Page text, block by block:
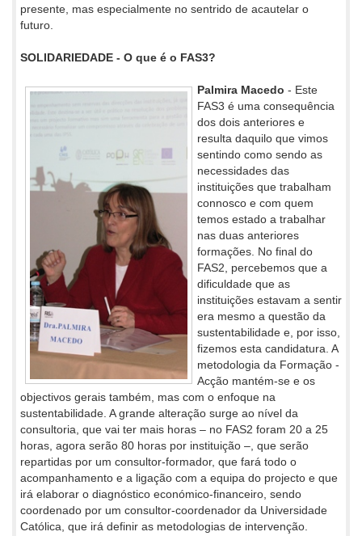
presente, mas especialmente no sentrido de acautelar o
futuro.
SOLIDARIEDADE - O que é o FAS3?
Palmira Macedo - Este
FAS3 é uma consequência
dos dois anteriores e
resulta daquilo que vimos
sentindo como sendo as
necessidades das
instituições que trabalham
connosco e com quem
temos estado a trabalhar
nas duas anteriores
formações. No final do
FAS2, percebemos que a
dificuldade que as
instituições estavam a sentir
era mesmo a questão da
sustentabilidade e, por isso,
fizemos esta candidatura. A
metodologia da Formação -
Acção mantém-se e os
objectivos gerais também, mas com o enfoque na
sustentabilidade. A grande alteração surge ao nível da
consultoria, que vai ter mais horas – no FAS2 foram 20 a 25
horas, agora serão 80 horas por instituição –, que serão
repartidas por um consultor-formador, que fará todo o
acompanhamento e a ligação com a equipa do projecto e que
irá elaborar o diagnóstico económico-financeiro, sendo
coordenado por um consultor-coordenador da Universidade
Católica, que irá definir as metodologias de intervenção.